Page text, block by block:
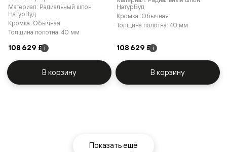
Материал: Радиальный шпон
НатурВуд
Кромка: Обычная
Толщина полотна: 40 мм
108 629 ₽ i
В корзину
НатурВуд
Кромка: Обычная
Толщина полотна: 40 мм
108 629 ₽ i
В корзину
Показать ещё